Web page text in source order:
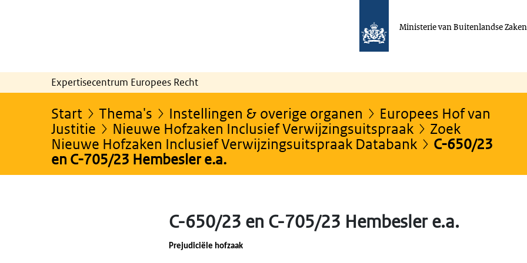
Ministerie van Buitenlandse Zaken
Expertisecentrum Europees Recht
Start Thema's Instellingen & overige organen
Europees Hof van
Justitie
Nieuwe Hofzaken Inclusief Verwijzingsuitspraak
Zoek
Nieuwe Hofzaken Inclusief Verwijzingsuitspraak Databank
C-650/23
en C-705/23 Hembesler e.a.
C-650/23 en C-705/23 Hembesler e.a.
Prejudiciële hofzaak